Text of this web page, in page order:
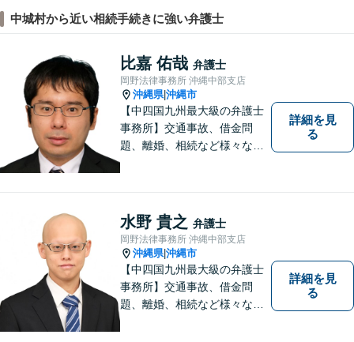
中城村から近い相続手続きに強い弁護士
比嘉 佑哉 弁護士
岡野法律事務所 沖縄中部支店
沖縄県|沖縄市
【中四国九州最大級の弁護士
事務所】交通事故、借金問
題、離婚、相続など様々な問
まずはお気軽にご相談くださ
い！
詳細を見
る
水野 貴之 弁護士
岡野法律事務所 沖縄中部支店
沖縄県|沖縄市
【中四国九州最大級の弁護士
事務所】交通事故、借金問
題、離婚、相続など様々な問
詳細を見
る